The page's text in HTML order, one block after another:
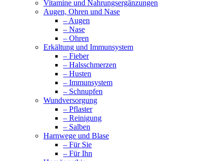
Vitamine und Nahrungsergänzungen
Augen, Ohren und Nase
– Augen
– Nase
– Ohren
Erkältung und Immunsystem
– Fieber
– Halsschmerzen
– Husten
– Immunsystem
– Schnupfen
Wundversorgung
– Pflaster
– Reinigung
– Salben
Harnwege und Blase
– Für Sie
– Für Ihn